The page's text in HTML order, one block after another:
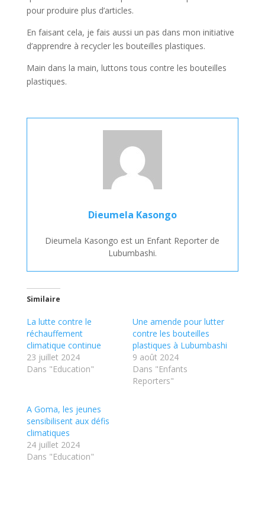
pour produire plus d’articles.
En faisant cela, je fais aussi un pas dans mon initiative
d’apprendre à recycler les bouteilles plastiques.
Main dans la main, luttons tous contre les bouteilles
plastiques.
Dieumela Kasongo
Dieumela Kasongo est un Enfant Reporter de
Lubumbashi.
Similaire
La lutte contre le
réchauffement
climatique continue
23 juillet 2024
Dans "Education"
Une amende pour lutter
contre les bouteilles
plastiques à Lubumbashi
9 août 2024
Dans "Enfants
Reporters"
A Goma, les jeunes
sensibilisent aux défis
climatiques
24 juillet 2024
Dans "Education"